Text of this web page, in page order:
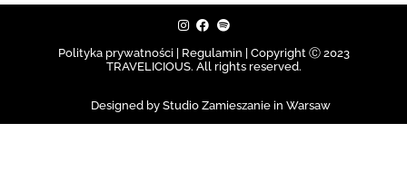
Polityka prywatności | Regulamin | Copyright Ⓒ 2023
TRAVELICIOUS. All rights reserved.
Designed by Studio Zamieszanie in Warsaw